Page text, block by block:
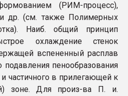
(РИМ-процесс),
др. (см. также Полимерных
Наиб. общий принцип
охлаждение стенок
вспененный расплав
подавления пенообразования
частичного в прилегающей к
зоне. Для произ-ва П. и.